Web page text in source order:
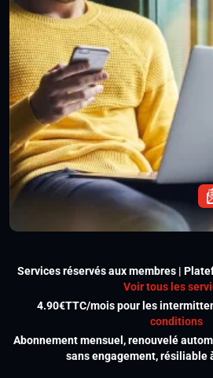
Services réservés aux membres |
Voir tous les
4.90€TTC/mois pour les
conditions
Abonnement mensuel, renouvelé
sans engagement, résiliable